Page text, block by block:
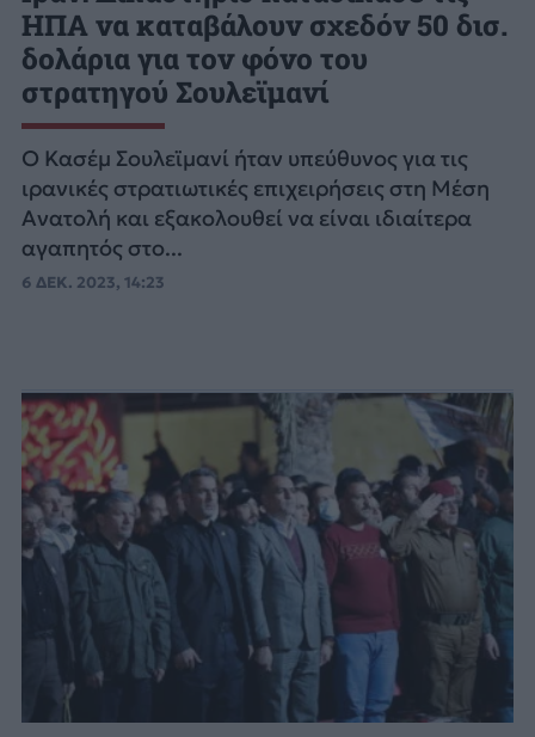
ΗΠΑ να καταβάλουν σχεδόν 50 δισ.
δολάρια για τον φόνο του
στρατηγού Σουλεϊμανί
Ο Κασέμ Σουλεϊμανί ήταν υπεύθυνος για τις
ιρανικές στρατιωτικές επιχειρήσεις στη Μέση
Ανατολή και εξακολουθεί να είναι ιδιαίτερα
αγαπητός στο...
6 ΔΕΚ. 2023, 14:23